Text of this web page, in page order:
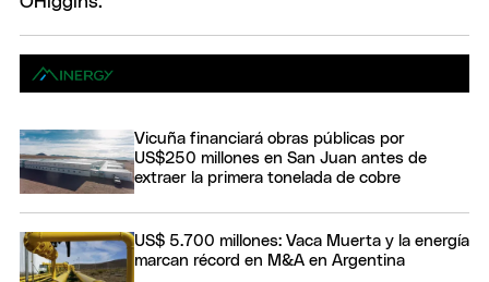
Vicuña financiará obras públicas por
US$250 millones en San Juan antes de
extraer la primera tonelada de cobre
US$ 5.700 millones: Vaca Muerta y la energía
marcan récord en M&A en Argentina